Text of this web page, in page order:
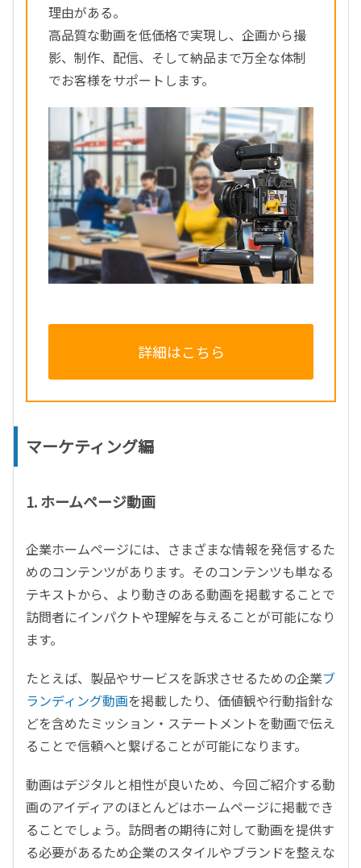
理由がある。
高品質な動画を低価格で実現し、企画から撮
影、制作、配信、そして納品まで万全な体制
でお客様をサポートします。
詳細はこちら
マーケティング編
1. ホームページ動画
企業ホームページには、さまざまな情報を発信するた
めのコンテンツがあります。そのコンテンツも単なる
テキストから、より動きのある動画を掲載することで
訪問者にインパクトや理解を与えることが可能になり
ます。
たとえば、製品やサービスを訴求させるための企業ブ
ランディング動画を掲載したり、価値観や行動指針な
どを含めたミッション・ステートメントを動画で伝え
ることで信頼へと繋げることが可能になります。
動画はデジタルと相性が良いため、今回ご紹介する動
画のアイディアのほとんどはホームページに掲載でき
ることでしょう。訪問者の期待に対して動画を提供す
る必要があるため企業のスタイルやブランドを整えな